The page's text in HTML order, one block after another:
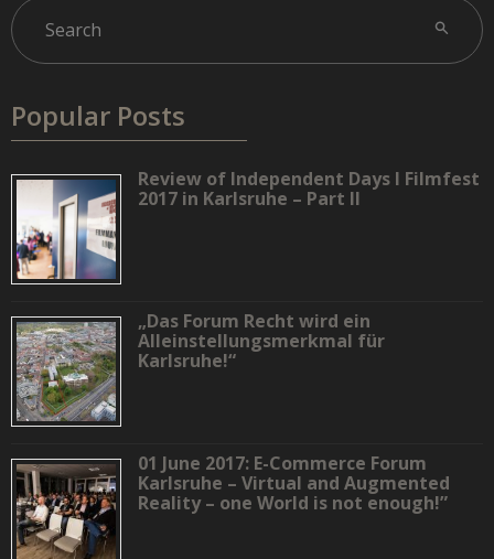
Popular Posts
Review of Independent Days I Filmfest
2017 in Karlsruhe – Part II
„Das Forum Recht wird ein
Alleinstellungsmerkmal für
Karlsruhe!“
01 June 2017: E-Commerce Forum
Karlsruhe – Virtual and Augmented
Reality – one World is not enough!”